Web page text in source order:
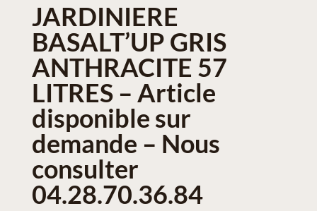
JARDINIERE
BASALT’UP GRIS
ANTHRACITE 57
LITRES – Article
disponible sur
demande – Nous
consulter
04.28.70.36.84